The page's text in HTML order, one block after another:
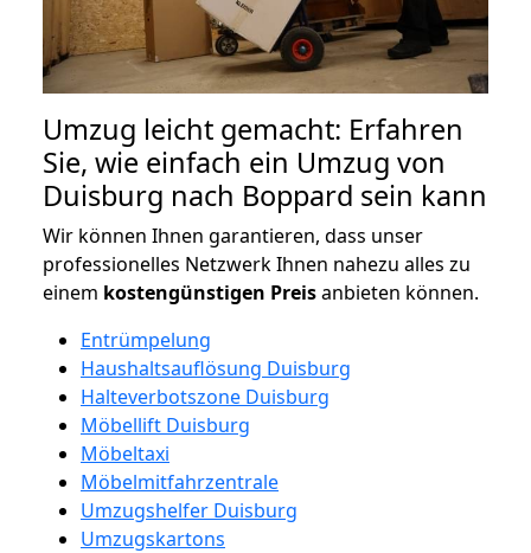
Umzug leicht gemacht: Erfahren
Sie, wie einfach ein Umzug von
Duisburg nach Boppard sein kann
Wir können Ihnen garantieren, dass unser
professionelles Netzwerk Ihnen nahezu alles zu
einem kostengünstigen Preisanbieten können.
Entrümpelung
Haushaltsauflösung Duisburg
Halteverbotszone Duisburg
Möbellift Duisburg
Möbeltaxi
Möbelmitfahrzentrale
Umzugshelfer Duisburg
Umzugskartons